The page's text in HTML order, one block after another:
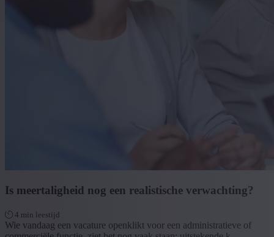
Is meertaligheid nog een realistische verwachting?
4 min leestijd
Wie vandaag een vacature openklikt voor een administratieve of